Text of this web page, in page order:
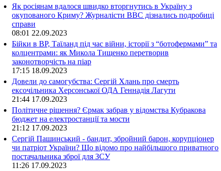
Як росіянам вдалося швидко вторгнутись в Україну з
окупованого Криму? Журналісти ВВС дізнались подробиці
справи
08:01 22.09.2023
Бійки в ВР, Таїланд під час війни, історії з “ботофермами” та
колцентрами: як Микола Тищенко перетворив
законотворчість на піар
17:15 18.09.2023
Довели до самогубства: Сергій Хлань про смерть
ексочільника Херсонської ОДА Геннадія Лагути
21:44 17.09.2023
Політичне рішення? Єрмак забрав у відомства Кубракова
бюджет на електростанції та мости
21:12 17.09.2023
Сергій Пашинський - бандит, збройний барон, корупціонер
чи патріот України? Що відомо про найбільшого приватного
постачальника зброї для ЗСУ
11:26 17.09.2023